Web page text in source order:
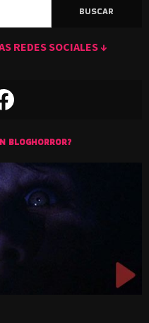
REDES SOCIALES ↓
BLOGHORROR?